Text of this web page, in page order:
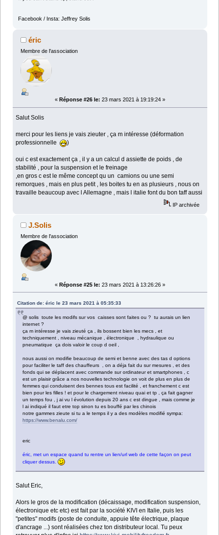
Facebook / Insta: Jeffrey Solis
éric
Membre de l'association
« Réponse #26 le: 23 mars 2021 à 19:19:24 »
Salut Solis
merci pour les liens je vais zieuter , ça m intéresse (déformation
professionnelle
)
oui c est exactement ça , il y a un calcul d assiette de poids , de
stabilité , pour la suspension et le freinage
,en gros c est le même concept qu un camions ou une semi
remorques , mais en plus petit , les boites tu en as plusieurs , nous on
travaille beaucoup avec l Allemagne , mais l italie font du bon taff aussi
IP archivée
J.Solis
Membre de l'association
« Réponse #25 le: 23 mars 2021 à 13:26:26 »
Citation de: éric le 23 mars 2021 à 05:35:33
@ solis toute les modifs sur vos caisses sont faites ou ? tu aurais un lien
internet ?
ça m intéresse je vais zieuté ça , ils bossent bien les mecs , et
techniquement , niveau mécanique , électronique , hydraulique ou
pneumatique ça dois valoir le coup d oeil ,
nous aussi on modifie beaucoup de semi et benne avec des tas d options
pour faciliter le taff des chauffeurs , on a déja fait du sur mesures , et des
fonds qui se déplacent avec commande sur ordinateur et smartphones , c
est un plaisir grâce a nos nouvelles technologie on voit de plus en plus de
femmes qui conduisent des bennes tous est facilité , et franchement c est
bien pour les filles ! et pour le chargement niveau quai et tp , ça fait gagner
un temps fou , j ai vu l évolution depuis 20 ans c est dingue , mais comme je
l ai indiqué il faut etre top sinon tu es bouffé par les chinois
notre gammes zieute si tu a le temps il y a des modèles modifié sympa:
https://www.benalu.com/
eric
éric, met un espace quand tu rentre un lien/url web de cette façon on peut
cliquer dessus.
Salut Eric,
Alors le gros de la modification (décaissage, modification suspension,
électronique etc etc) est fait par la société KIVI en Italie, puis les
"petites" modifs (poste de conduite, appuie tête électrique, plaque
d'ancrage ...) sont réalisées chez ton distributeur local. Tu peux